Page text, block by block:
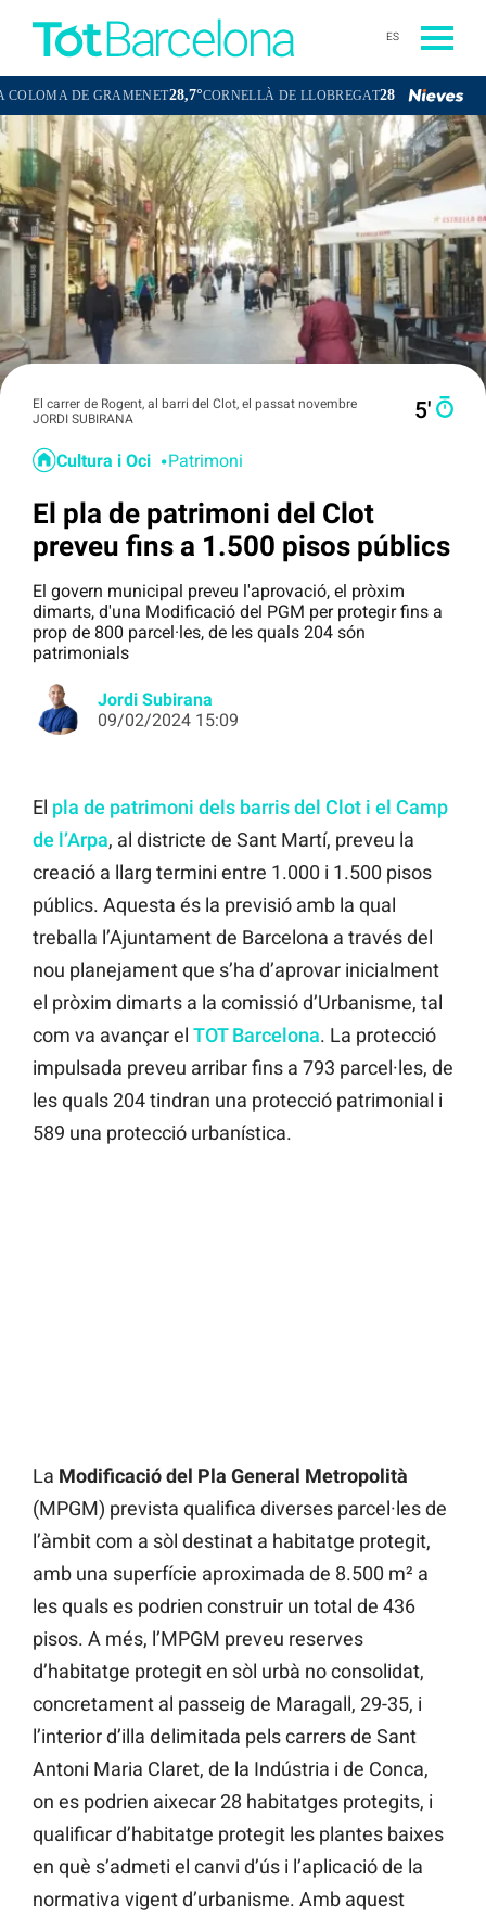
ES
GRAMENET28,7°CORNELLÀ DE LLOBREGAT28,6°SANT BOI DE
El carrer de Rogent, al barri del Clot, el passat novembre
JORDI SUBIRANA
5′
Cultura i Oci Patrimoni
El pla de patrimoni del Clot
preveu fins a 1.500 pisos públics
El govern municipal preveu l'aprovació, el pròxim
dimarts, d'una Modificació del PGM per protegir fins a
prop de 800 parcel·les, de les quals 204 són
patrimonials
Jordi Subirana
09/02/2024 15:09
El pla de patrimoni dels barris del Clot i el Camp
de l’Arpa, al districte de Sant Martí, preveu la
creació a llarg termini entre 1.000 i 1.500 pisos
públics. Aquesta és la previsió amb la qual
treballa l’Ajuntament de Barcelona a través del
nou planejament que s’ha d’aprovar inicialment
el pròxim dimarts a la comissió d’Urbanisme, tal
com va avançar el TOT Barcelona. La protecció
impulsada preveu arribar fins a 793 parcel·les, de
les quals 204 tindran una protecció patrimonial i
589 una protecció urbanística.
La Modificació del Pla General Metropolità
(MPGM) prevista qualifica diverses parcel·les de
l’àmbit com a sòl destinat a habitatge protegit,
amb una superfície aproximada de 8.500 m² a
les quals es podrien construir un total de 436
pisos. A més, l’MPGM preveu reserves
d’habitatge protegit en sòl urbà no consolidat,
concretament al passeig de Maragall, 29-35, i
l’interior d’illa delimitada pels carrers de Sant
Antoni Maria Claret, de la Indústria i de Conca,
on es podrien aixecar 28 habitatges protegits, i
qualificar d’habitatge protegit les plantes baixes
en què s’admeti el canvi d’ús i l’aplicació de la
normativa vigent d’urbanisme. Amb aquest